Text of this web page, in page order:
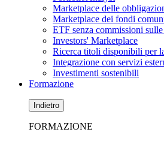
Marketplace delle
Marketplace dei fondi
ETF senza commissioni
Investors' Marketplace
Ricerca titoli disponibili per
Integrazione con servizi
Investimenti sostenibili
Formazione
Indietro
FORMAZIONE